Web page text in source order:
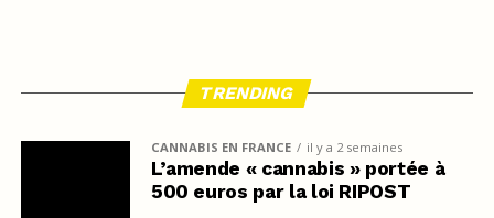
TRENDING
CANNABIS EN FRANCE il y a 2 semaines
L’amende « cannabis » portée à
500 euros par la loi RIPOST